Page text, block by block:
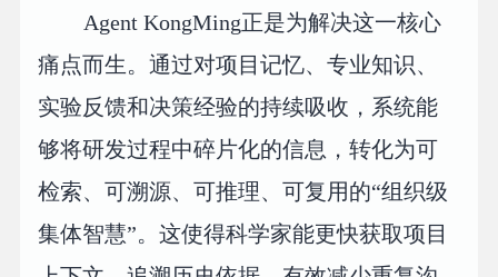
Agent KongMing正是为解决这一核心
痛点而生。通过对项目记忆、专业知识、
实验反馈和决策经验的持续吸收，系统能
够将研发过程中碎片化的信息，转化为可
检索、可溯源、可推理、可复用的“组织级
集体智慧”。这使得科学家能更快获取项目